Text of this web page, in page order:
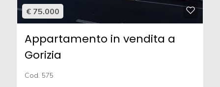
€ 75.000
Appartamento in vendita a
Gorizia
Cod. 575